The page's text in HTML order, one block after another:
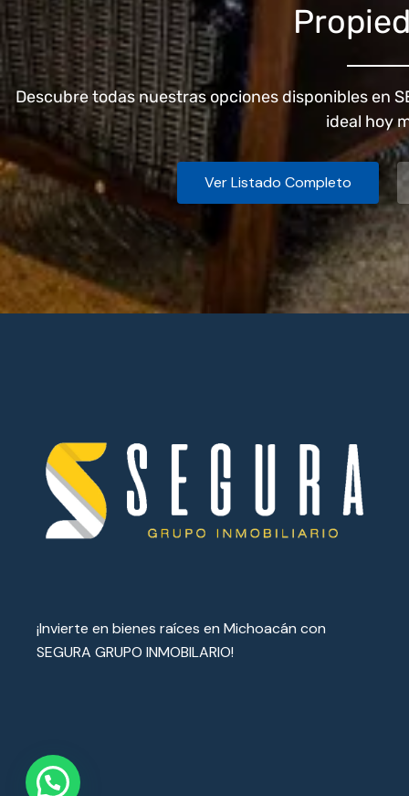
Descubre todas nuestras opciones disponibles en
ideal hoy
Ver Listado Completo
¡Invierte en bienes raíces en Michoacán con
SEGURA GRUPO INMOBILARIO!